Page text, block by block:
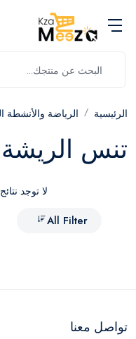
الرئيسية الرياضة والأنشطة
تنس الريشة
لا توجد نتائج
All Filter
تواصل معنا